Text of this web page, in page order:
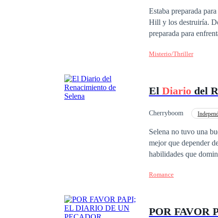
Estaba preparada
Hill y los destruiría.
preparada para
arderán.
Misterio/Thriller
El Diario del
Cherryboom
Selena no tuvo una
mejor que depender
habilidades que dominaba
compromiso? Selena: ¿Por qué querías casarte conmigo si no te gusto? ¿Quieres utilizar esta amenaza para
poderoso y feroz
Romance
POR FAVOR